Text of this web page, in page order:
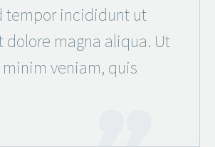
tempor incididunt ut
dolore magna aliqua. Ut
veniam, quis